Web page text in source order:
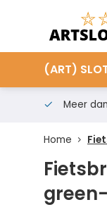
(ART)
Meer
Home